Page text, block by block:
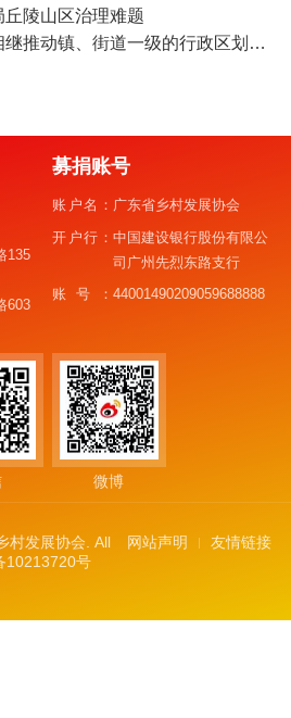
丘陵山区治理难题
下一篇：广东多个地市相继推动镇、街道一级的行政区划调整
135
603
募捐账号
账户名： 广东省乡村发展协会
开户行：中国建设银行股份有限公
司广州先烈东路支行
账号：44001490209059688888
微博
网站声明 友情链接
村发展协会. All
10213720号